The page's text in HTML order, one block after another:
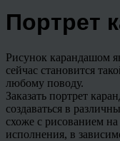
Портрет
Рисунок карандашом
сейчас становится
любому поводу.
Заказать портрет
создаваться в
схоже с рисованием
исполнения, в